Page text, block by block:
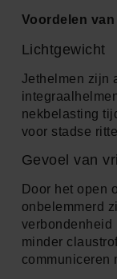
Voordelen
Lichtgewicht
Jethelmen zijn
nekbelasting
voor stadse
Gevoel van
Door het open
onbelemmerd
verbondenheid
minder
communiceren